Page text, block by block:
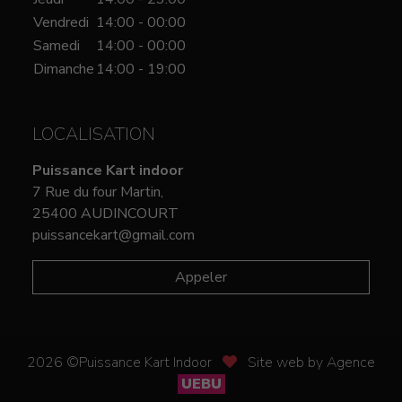
Vendredi 14:00 - 00:00
Samedi
14:00 - 00:00
Dimanche 14:00 - 19:00
LOCALISATION
Puissance Kart indoor
7 Rue du four Martin,
25400 AUDINCOURT
puissancekart@gmail.com
Appeler
2026 ©Puissance Kart Indoor
Site web by Agence
UEBU